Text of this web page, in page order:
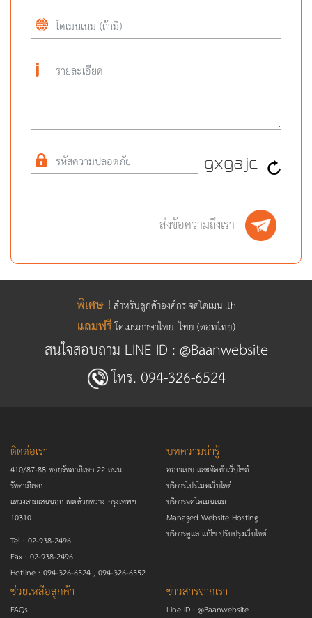
ส่งข้อความถึงเรา
พิเศษ !สำหรับลูกค้าองค์กร จดโดเมน .th
แถมฟรีโดเมนภาษาไทย .ไทย (ดอทไทย)
สนใจสอบถาม LINE ID :@Baanwebsite
โทร. 094-326-6524
ติดต่อเรา
410/87-88 ซอยรัชดาภิเษก 22 ถนน
รัชดาภิเษก
แขวงสามเสนนอก เขตห้วยขวาง กรุงเทพฯ
10310
Tel : 02-938-2496
Fax : 02-938-2496
Hotline : 094-326-6524, 094-326-6552
บทความน่ารู้
ออกแบบ และจัดทำเว็บไซต์
บริการโปรโมทเว็บไซต์
บริการจดโดเมนเนม
Managed Website Hosting
บริการดูแล แก้ไข ปรับปรุงเว็บไซต์
ช่วยเหลือลูกค้า
FAQs
ข่าวสารจากเรา
Line ID : @Baanwebsite